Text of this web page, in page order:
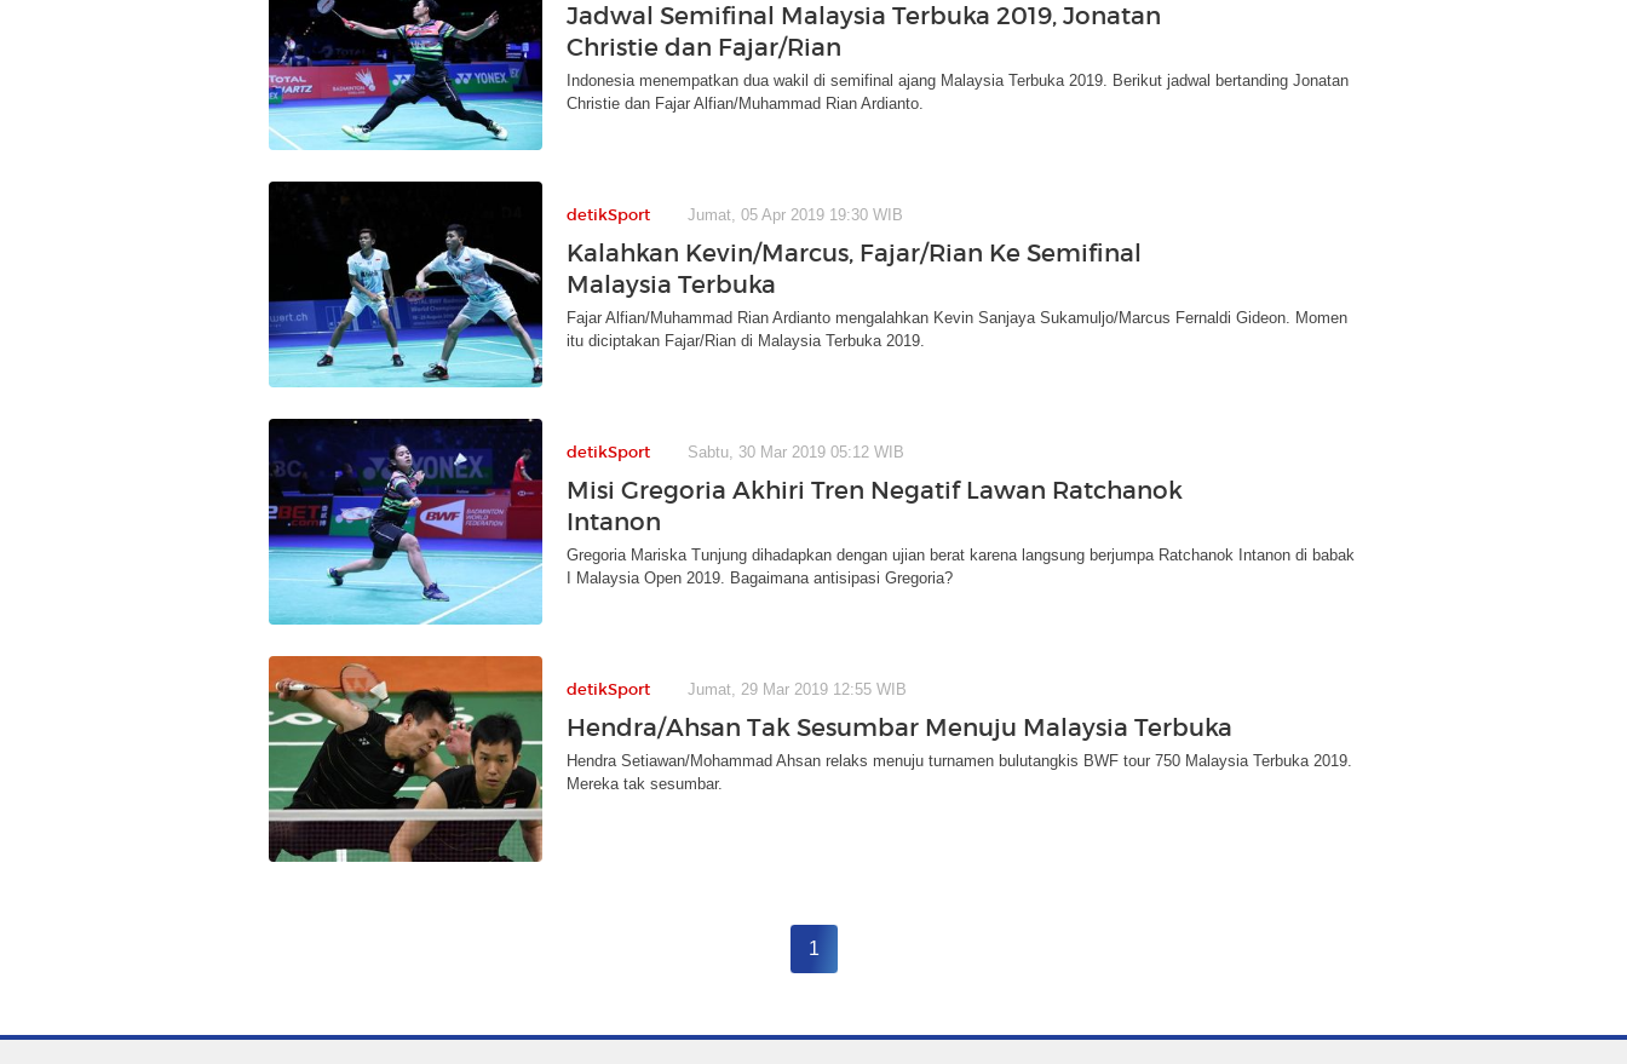
Jadwal Semifinal Malaysia Terbuka 2019, Jonatan
Christie dan Fajar/Rian
Indonesia menempatkan dua wakil di semifinal ajang Malaysia Terbuka 2019. Berikut jadwal bertanding Jonatan
Christie dan Fajar Alfian/Muhammad Rian Ardianto.
detikSport Jumat, 05 Apr 2019 19:30 WIB
Kalahkan Kevin/Marcus, Fajar/Rian Ke Semifinal
Malaysia Terbuka
Fajar Alfian/Muhammad Rian Ardianto mengalahkan Kevin Sanjaya Sukamuljo/Marcus Fernaldi Gideon. Momen
itu diciptakan Fajar/Rian di Malaysia Terbuka 2019.
detikSport Sabtu, 30 Mar 2019 05:12 WIB
Misi Gregoria Akhiri Tren Negatif Lawan Ratchanok
Intanon
Gregoria Mariska Tunjung dihadapkan dengan ujian berat karena langsung berjumpa Ratchanok Intanon di babak
I Malaysia Open 2019. Bagaimana antisipasi Gregoria?
detikSport Jumat, 29 Mar 2019 12:55 WIB
Hendra/Ahsan Tak Sesumbar Menuju Malaysia Terbuka
Hendra Setiawan/Mohammad Ahsan relaks menuju turnamen bulutangkis BWF tour 750 Malaysia Terbuka 2019.
Mereka tak sesumbar.
1